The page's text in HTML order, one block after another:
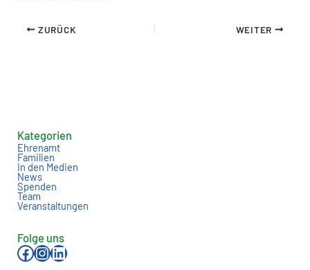
ZURÜCK WEITER
Kategorien
Ehrenamt
Familien
In den Medien
News
Spenden
Team
Veranstaltungen
Folge uns
Facebook InstagramLinkedIn